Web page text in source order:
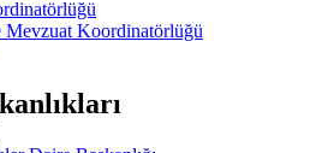
Koordinatörlüğü